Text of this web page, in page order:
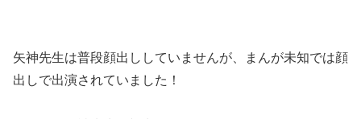
矢神先生は普段顔出ししていませんが、まんが未知では顔
出しで出演されていました！